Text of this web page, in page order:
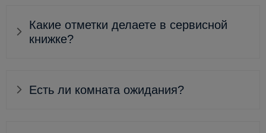
Какие отметки делаете в сервисной
книжке?
Есть ли комната ожидания?